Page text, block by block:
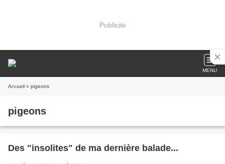
Publicité
MENU
Accueil » pigeons
pigeons
Des "insolites" de ma dernière balade...